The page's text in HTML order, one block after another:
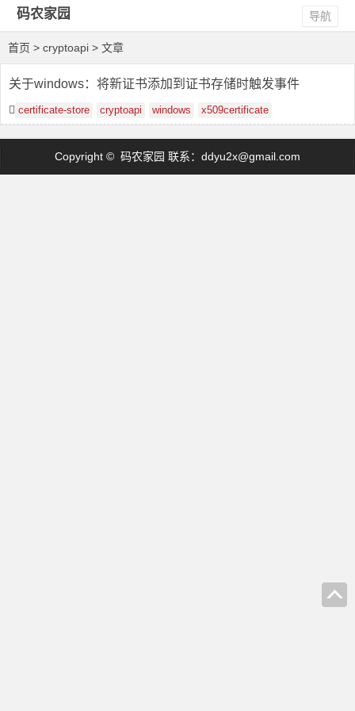
码农家园 导航
首页 > cryptoapi > 文章
关于windows：将新证书添加到证书存储时触发事件
certificate-store cryptoapi windows x509certificate
Copyright © 码农家园 联系： ddyu2x@gmail.com